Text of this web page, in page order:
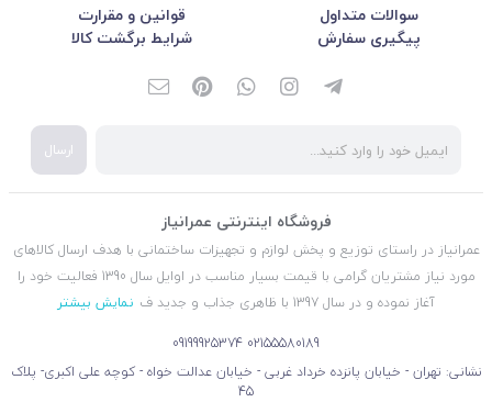
سوالات متداول
قوانین و مقرارت
پیگیری سفارش
شرایط برگشت کالا
ارسال
فروشگاه اینترنتی عمرانیاز
عمرانیاز در راستای توزیع و پخش لوازم و تجهیزات ساختمانی با هدف ارسال کالاهای
مورد نیاز مشتریان گرامی با قیمت بسیار مناسب در اوایل سال 1390 فعالیت خود را
آغاز نموده و در سال 1397 با ظاهری جذاب و جدید ف
نمایش بیشتر
02155580189
09199925374
نشانی: تهران - خیابان پانزده خرداد غربی - خیابان عدالت خواه - کوچه علی اکبری- پلاک
45